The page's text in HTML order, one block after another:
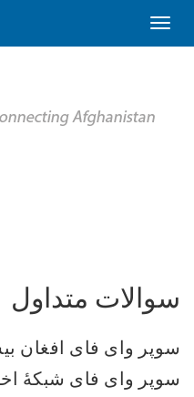
سوالات متداول
سوپر وای فای افغان
سوپر وای فای شبکۀ